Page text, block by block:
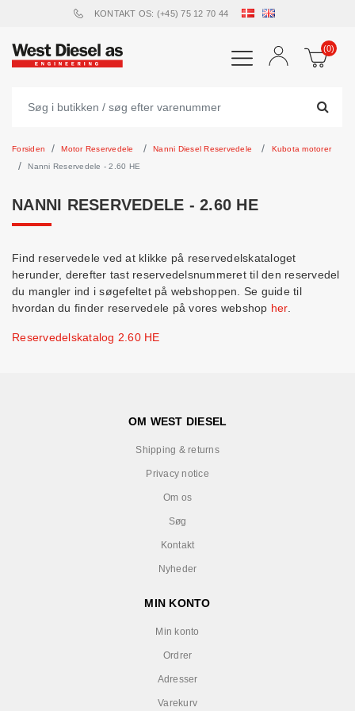
KONTAKT OS: (+45) 75 12 70 44
(0)
Forsiden Motor Reservedele Nanni Diesel Reservedele
Kubota motorer
Nanni Reservedele - 2.60 HE
NANNI RESERVEDELE - 2.60 HE
Find reservedele ved at klikke på reservedelskataloget
herunder, derefter tast reservedelsnummeret til den reservedel
du mangler ind i søgefeltet på webshoppen. Se guide til
hvordan du finder reservedele på vores webshop her.
Reservedelskatalog 2.60 HE
OM WEST DIESEL
Shipping & returns
Privacy notice
Om os
Søg
Kontakt
Nyheder
MIN KONTO
Min konto
Ordrer
Adresser
Varekurv